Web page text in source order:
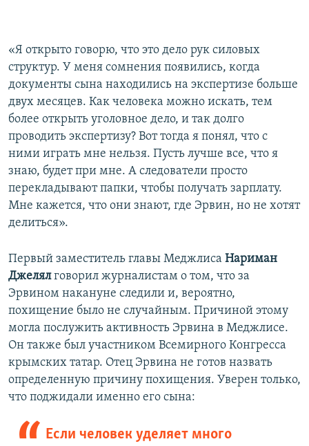
«Я открыто говорю, что это дело рук силовых
структур. У меня сомнения появились, когда
документы сына находились на экспертизе больше
двух месяцев. Как человека можно искать, тем
более открыть уголовное дело, и так долго
проводить экспертизу? Вот тогда я понял, что с
ними играть мне нельзя. Пусть лучше все, что я
знаю, будет при мне. А следователи просто
перекладывают папки, чтобы получать зарплату.
Мне кажется, что они знают, где Эрвин, но не хотят
делиться».
Первый заместитель главы Меджлиса Нариман
Джелялговорил журналистам о том, что за
Эрвином накануне следили и, вероятно,
похищение было не случайным. Причиной этому
могла послужить активность Эрвина в Меджлисе.
Он также был участником Всемирного Конгресса
крымских татар. Отец Эрвина не готов назвать
определенную причину похищения. Уверен только,
что поджидали именно его сына:
Если человек уделяет много